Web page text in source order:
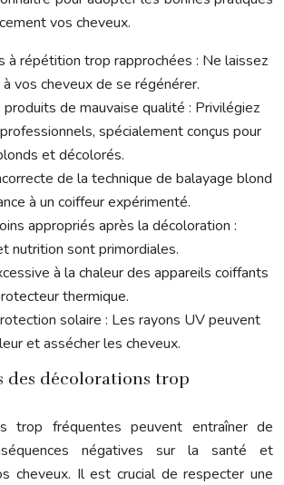
vos cheveux.
à répétition trop rapprochées : Ne laissez
vos cheveux de se régénérer.
de mauvaise qualité : Privilégiez
spécialement conçus pour
et décolorés.
de la technique de balayage blond
à un coiffeur expérimenté.
appropriés après la décoloration :
nutrition sont primordiales.
à la chaleur des appareils coiffants
thermique.
solaire : Les rayons UV peuvent
et assécher les cheveux.
des décolorations trop
trop fréquentes peuvent entraîner de
négatives sur la santé et
cheveux. Il est crucial de respecter une